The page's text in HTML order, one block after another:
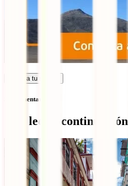
Calcula tu seguro
Sin comentarios
Qué leer a continuación